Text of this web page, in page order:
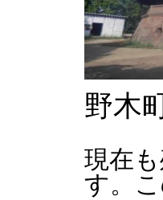
野木
現在
す。